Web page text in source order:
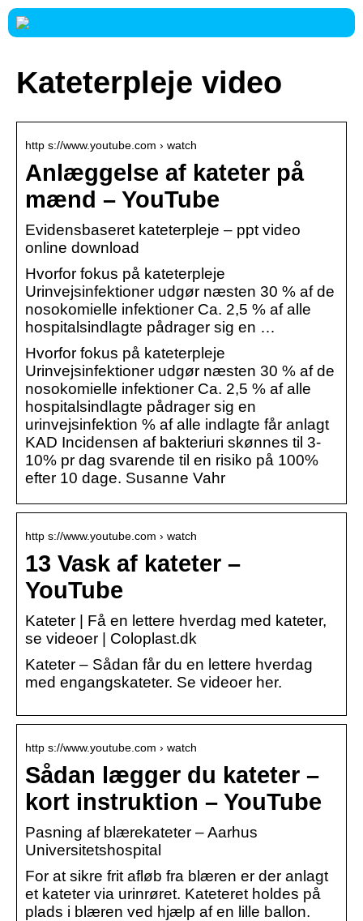
Kateterpleje video
http s://www.youtube.com › watch
Anlæggelse af kateter på
mænd – YouTube
Evidensbaseret kateterpleje – ppt video
online download
Hvorfor fokus på kateterpleje
Urinvejsinfektioner udgør næsten 30 % af de
nosokomielle infektioner Ca. 2,5 % af alle
hospitalsindlagte pådrager sig en …
Hvorfor fokus på kateterpleje
Urinvejsinfektioner udgør næsten 30 % af de
nosokomielle infektioner Ca. 2,5 % af alle
hospitalsindlagte pådrager sig en
urinvejsinfektion % af alle indlagte får anlagt
KAD Incidensen af bakteriuri skønnes til 3-
10% pr dag svarende til en risiko på 100%
efter 10 dage. Susanne Vahr
http s://www.youtube.com › watch
13 Vask af kateter –
YouTube
Kateter | Få en lettere hverdag med kateter,
se videoer | Coloplast.dk
Kateter – Sådan får du en lettere hverdag
med engangskateter. Se videoer her.
http s://www.youtube.com › watch
Sådan lægger du kateter –
kort instruktion – YouTube
Pasning af blærekateter – Aarhus
Universitetshospital
For at sikre frit afløb fra blæren er der anlagt
et kateter via urinrøret. Kateteret holdes på
plads i blæren ved hjælp af en lille ballon.